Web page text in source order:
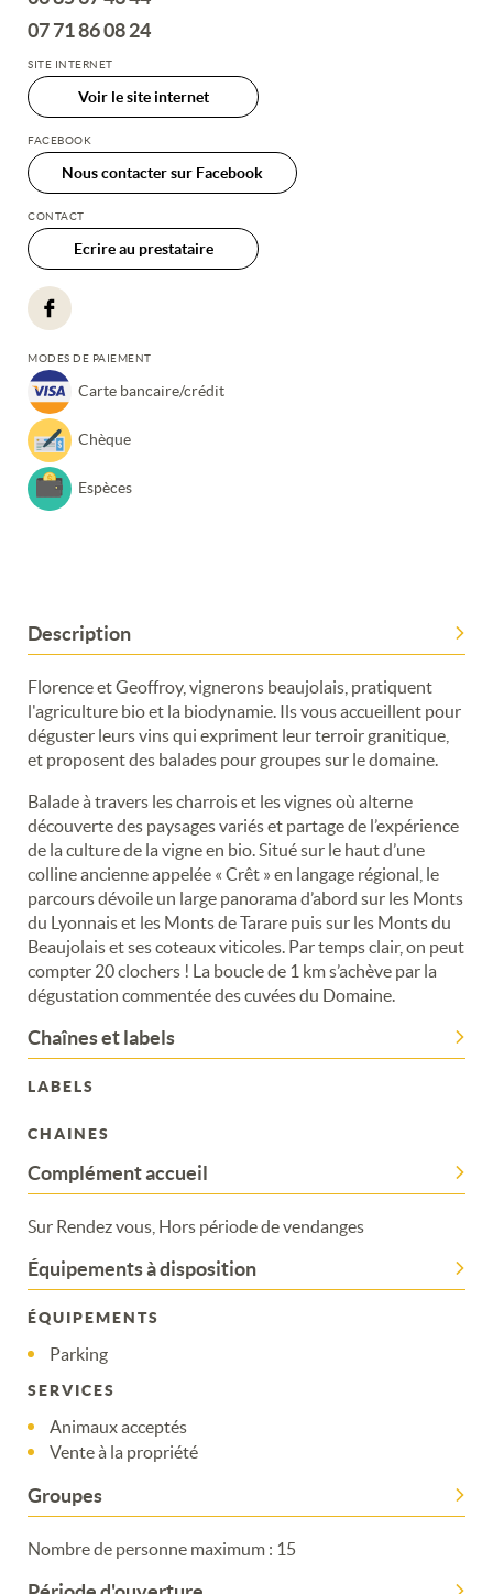
Description
Florence et Geoffroy, vignerons beaujolais, pratiquent
l'agriculture bio et la biodynamie. Ils vous accueillent pour
déguster leurs vins qui expriment leur terroir granitique,
et proposent des balades pour groupes sur le domaine.
Balade à travers les charrois et les vignes où alterne
découverte des paysages variés et partage de l’expérience
de la culture de la vigne en bio. Situé sur le haut d’une
colline ancienne appelée « Crêt » en langage régional, le
parcours dévoile un large panorama d’abord sur les Monts
du Lyonnais et les Monts de Tarare puis sur les Monts du
Beaujolais et ses coteaux viticoles. Par temps clair, on peut
compter 20 clochers ! La boucle de 1 km s’achève par la
dégustation commentée des cuvées du Domaine.
Chaînes et labels
LABELS
CHAINES
Complément accueil
Sur Rendez vous, Hors période de vendanges
Équipements à disposition
ÉQUIPEMENTS
Parking
SERVICES
Animaux acceptés
Vente à la propriété
Groupes
Nombre de personne maximum : 15
07 71 86 08 24
SITE INTERNET
Voir le site internet
FACEBOOK
Nous contacter sur Facebook
CONTACT
Ecrire au prestataire
MODES DE PAIEMENT
Carte bancaire/crédit
Chèque
Espèces